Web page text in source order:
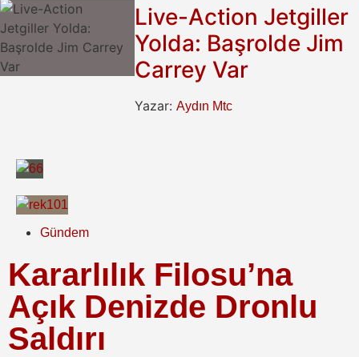
Live-Action Jetgiller
Yolda: Başrolde Jim
Carrey Var
Yazar: Aydın Mtc
Gündem
Kararlılık Filosu’na
Açık Denizde Dronlu
Saldırı